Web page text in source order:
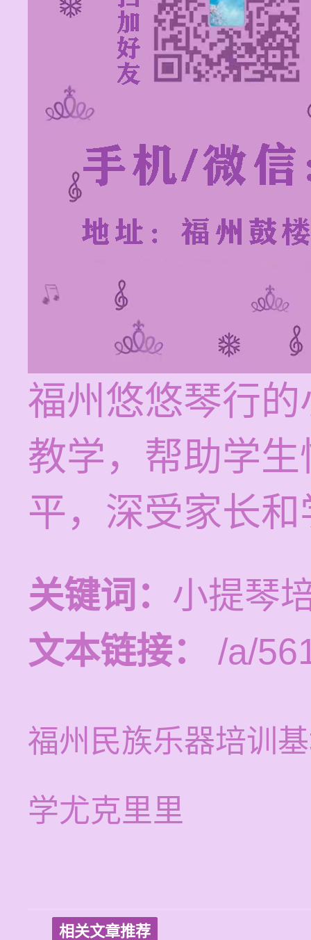
福州悠悠琴行
教学，帮助学
平，深受家长
关键词： 小提琴
文本链接：
/a/
福州民族乐器培训
学尤克里里
相关文章推荐